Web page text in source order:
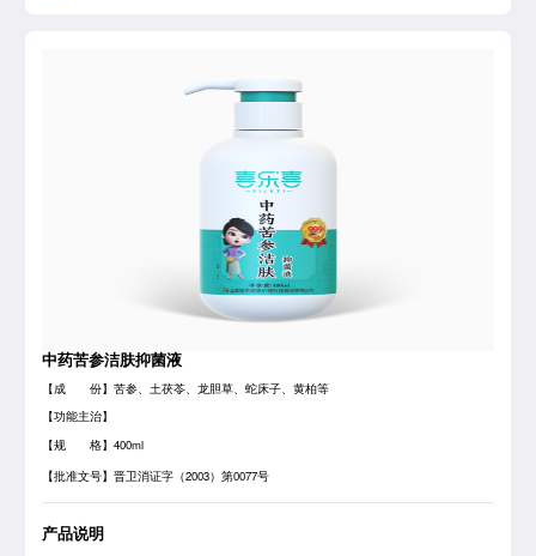
中药苦参洁肤抑菌液
【成 份】苦参、土茯苓、龙胆草、蛇床子、黄柏等
【功能主治】
【规 格】400ml
【批准文号】晋卫消证字（2003）第0077号
产品说明